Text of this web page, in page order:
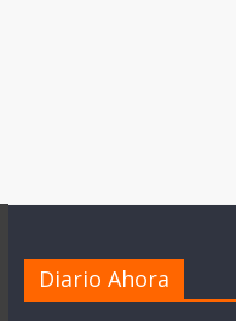
Diario Ahora